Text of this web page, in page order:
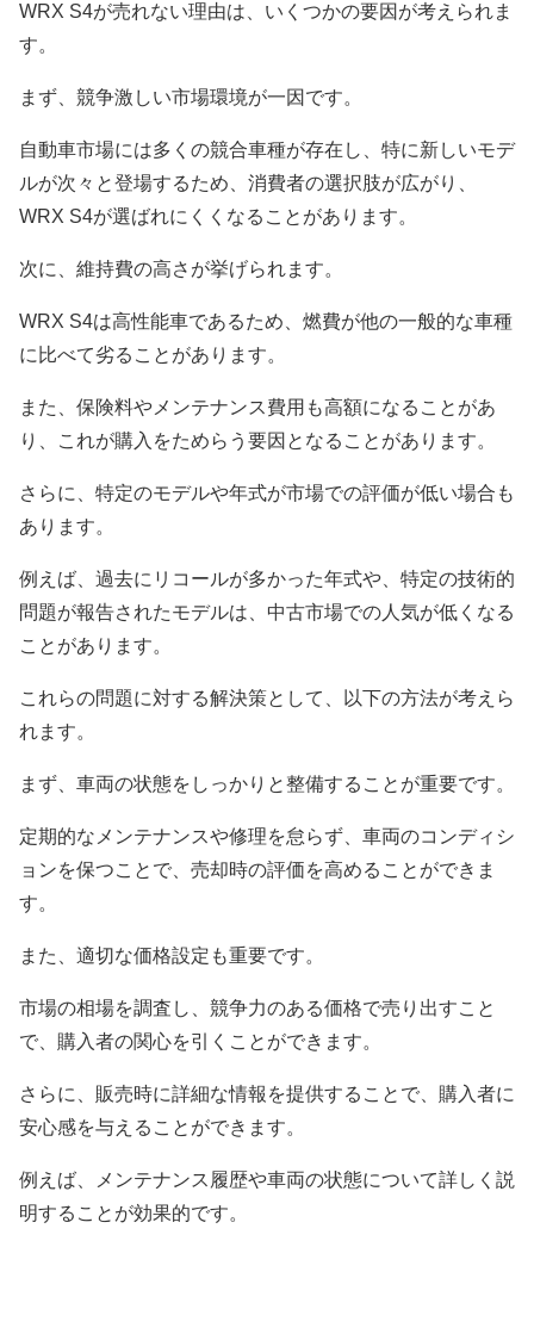
WRX S4が売れない理由は、いくつかの要因が考えられま
す。
まず、競争激しい市場環境が一因です。
自動車市場には多くの競合車種が存在し、特に新しいモデ
ルが次々と登場するため、消費者の選択肢が広がり、
WRX S4が選ばれにくくなることがあります。
次に、維持費の高さが挙げられます。
WRX S4は高性能車であるため、燃費が他の一般的な車種
に比べて劣ることがあります。
また、保険料やメンテナンス費用も高額になることがあ
り、これが購入をためらう要因となることがあります。
さらに、特定のモデルや年式が市場での評価が低い場合も
あります。
例えば、過去にリコールが多かった年式や、特定の技術的
問題が報告されたモデルは、中古市場での人気が低くなる
ことがあります。
これらの問題に対する解決策として、以下の方法が考えら
れます。
まず、車両の状態をしっかりと整備することが重要です。
定期的なメンテナンスや修理を怠らず、車両のコンディシ
ョンを保つことで、売却時の評価を高めることができま
す。
また、適切な価格設定も重要です。
市場の相場を調査し、競争力のある価格で売り出すこと
で、購入者の関心を引くことができます。
さらに、販売時に詳細な情報を提供することで、購入者に
安心感を与えることができます。
例えば、メンテナンス履歴や車両の状態について詳しく説
明することが効果的です。